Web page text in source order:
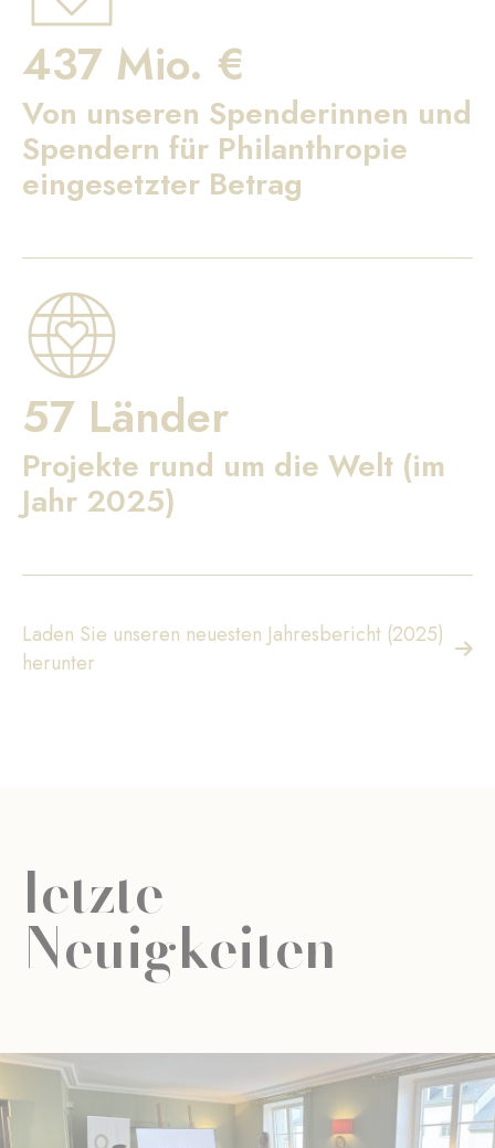
437 Mio. €
Von unseren Spenderinnen und
Spendern für Philanthropie
eingesetzter Betrag
57 Länder
Projekte rund um die Welt (im
Jahr 2025)
Laden Sie unseren neuesten Jahresbericht (2025)
herunter
letzte
Neuigkeiten